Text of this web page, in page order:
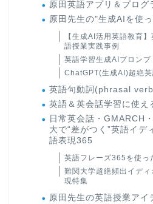
原田英語アプリ＆プログ
原田先生の"生成AIを使
【生成AI活用英語教育
語授業実践事例
英語学習生成AIプロンプ
ChatGPT(生成AI)超絶英
英語句動詞(phrasal
英語＆英会話学習に使え
日常英会話・GMARCH
大で“差がつく”英語イデ
語表現365
英語フレーズ365を使っ
難関大学超絶頻出イデ
現特集
原田先生の英語授業アイ